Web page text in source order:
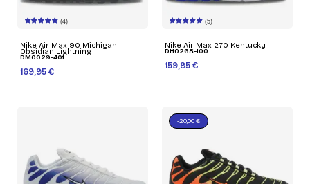
(4)
Nike Air Max 90 Michigan
Obsidian Lightning
DM0029-401
169,95 €
(5)
Nike Air Max 270 Kentucky
DH0268-100
159,95 €
-20,00 €